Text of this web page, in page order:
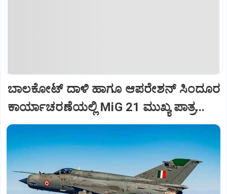
ಬಾಲಕೋಟ್‌ ದಾಳಿ ಹಾಗೂ ಆಪರೇಶನ್‌ ಸಿಂದೂರ
ಕಾರ್ಯಾಚರಣೆಯಲ್ಲಿ MiG 21 ಮುಖ್ಯ ಪಾತ್ರ...